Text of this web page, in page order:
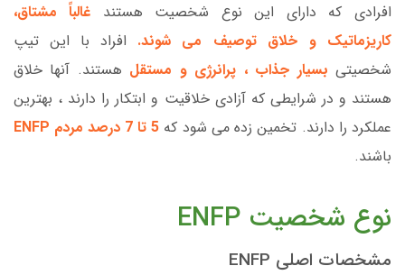
افرادی که دارای این نوع شخصیت هستند غالباً مشتاق،
کاریزماتیک و خلاق توصیف می شوند. افراد با این تیپ
شخصیتی بسیار جذاب ، پرانرژی و مستقل هستند. آنها خلاق
هستند و در شرایطی که آزادی خلاقیت و ابتکار را دارند ، بهترین
عملکرد را دارند. تخمین زده می شود که 5 تا 7 درصد مردم ENFP
باشند.
نوع شخصیت ENFP
مشخصات اصلی ENFP